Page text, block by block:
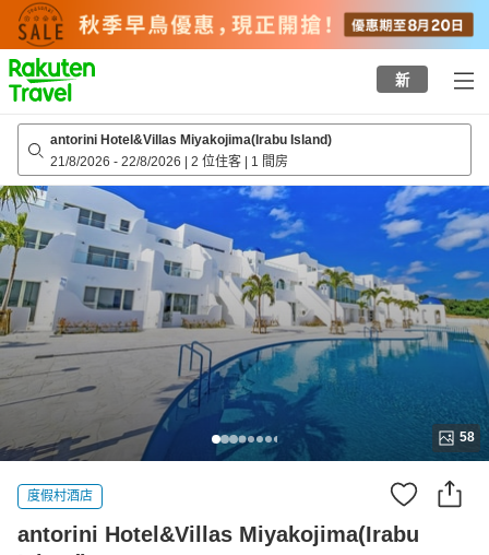
to
top
page
新
antorini Hotel&Villas Miyakojima(Irabu Island)
21/8/2026 - 22/8/2026 | 2 位住客 | 1 間房
58
度假村酒店
antorini Hotel&Villas Miyakojima(Irabu